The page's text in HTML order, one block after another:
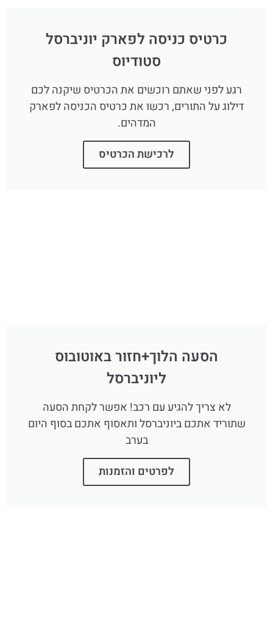
כרטיס כניסה לפארק יוניברסל
סטודיוס
רגע לפני שאתם רוכשים את הכרטיס שיקנה לכם
דילוג על התורים, רכשו את כרטיס הכניסה לפארק
המדהים.
לרכישת הכרטיס
הסעה הלוך+חזור באוטובוס
ליוניברסל
לא צריך להגיע עם רכב! אפשר לקחת הסעה
שתוריד אתכם ביוניברסל ותאסוף אתכם בסוף היום
בערב
לפרטים והזמנות